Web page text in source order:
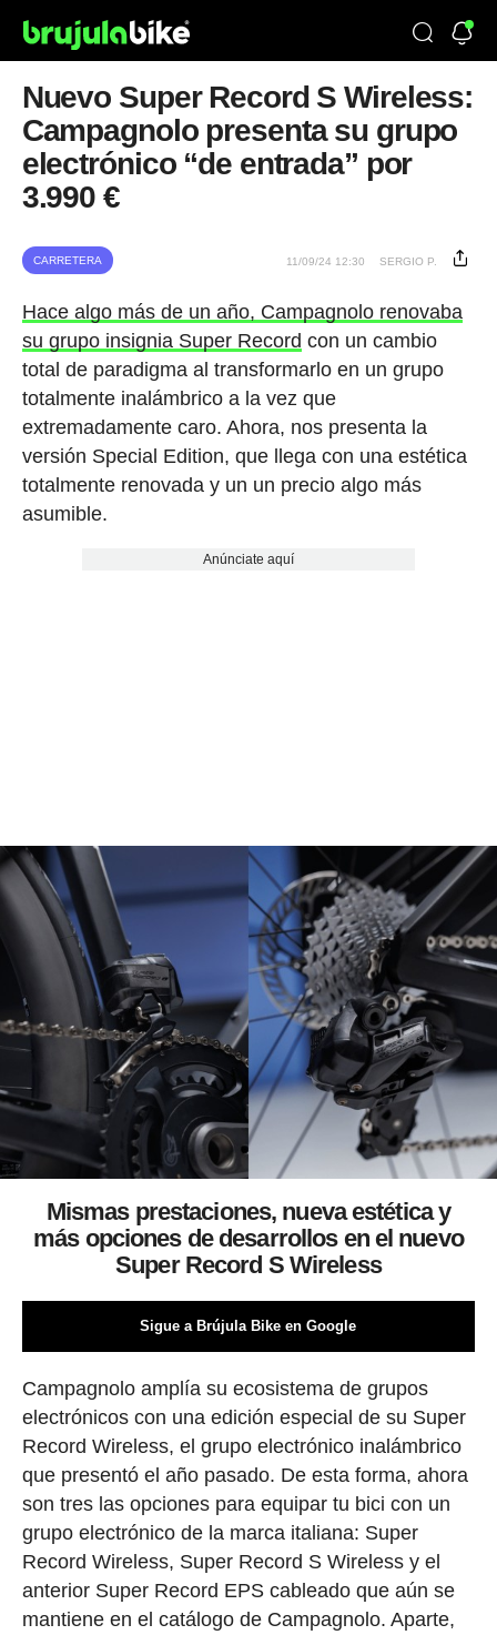
Nuevo Super Record S Wireless:
Campagnolo presenta su grupo
electrónico “de entrada” por
3.990 €
CARRETERA 11/09/24 12:30 SERGIO P.
Hace algo más de un año, Campagnolo renovaba
su grupo insignia Super Record con un cambio
total de paradigma al transformarlo en un grupo
totalmente inalámbrico a la vez que
extremadamente caro. Ahora, nos presenta la
versión Special Edition, que llega con una estética
totalmente renovada y un un precio algo más
asumible.
Anúnciate aquí
Mismas prestaciones, nueva estética y
más opciones de desarrollos en el nuevo
Super Record S Wireless
Sigue a Brújula Bike en Google
Campagnolo amplía su ecosistema de grupos
electrónicos con una edición especial de su Super
Record Wireless, el grupo electrónico inalámbrico
que presentó el año pasado. De esta forma, ahora
son tres las opciones para equipar tu bici con un
grupo electrónico de la marca italiana: Super
Record Wireless, Super Record S Wireless y el
anterior Super Record EPS cableado que aún se
mantiene en el catálogo de Campagnolo. Aparte,